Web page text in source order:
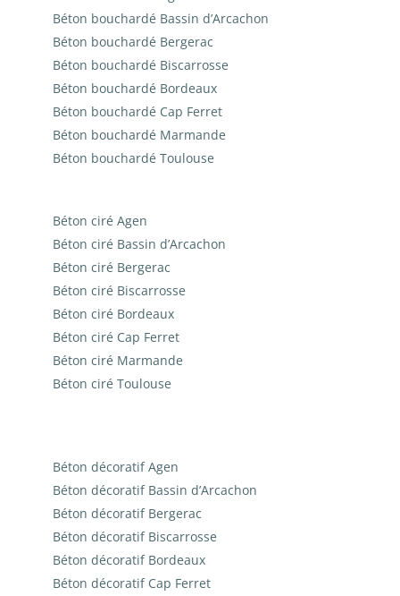
Béton bouchardé Bassin d’Arcachon
Béton bouchardé Bergerac
Béton bouchardé Biscarrosse
Béton bouchardé Bordeaux
Béton bouchardé Cap Ferret
Béton bouchardé Marmande
Béton bouchardé Toulouse
Béton ciré Agen
Béton ciré Bassin d’Arcachon
Béton ciré Bergerac
Béton ciré Biscarrosse
Béton ciré Bordeaux
Béton ciré Cap Ferret
Béton ciré Marmande
Béton ciré Toulouse
Béton décoratif Agen
Béton décoratif Bassin d’Arcachon
Béton décoratif Bergerac
Béton décoratif Biscarrosse
Béton décoratif Bordeaux
Béton décoratif Cap Ferret